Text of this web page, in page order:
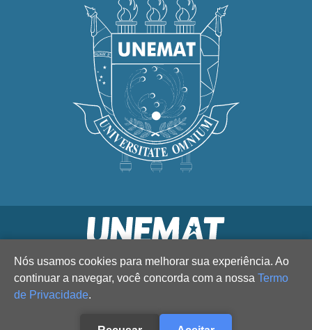
Nós usamos cookies para melhorar sua experiência. Ao
continuar a navegar, você concorda com a nossa Termo
de Privacidade.